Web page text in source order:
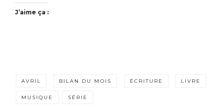
J’aime ça :
AVRIL BILAN DU MOIS ÉCRITURE LIVRE
MUSIQUE SÉRIE